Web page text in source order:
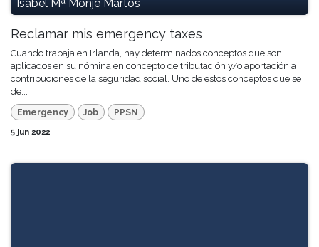
Isabel Mª Monje Martos
Reclamar mis emergency taxes
Cuando trabaja en Irlanda, hay determinados conceptos que son
aplicados en su nómina en concepto de tributación y/o aportación a
contribuciones de la seguridad social. Uno de estos conceptos que se
de...
Emergency Job
PPSN
5 jun 2022